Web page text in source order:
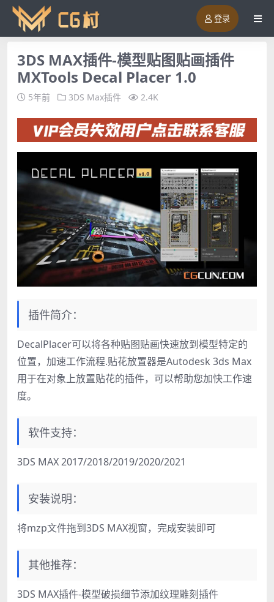
登录
3DS MAX插件-模型贴图贴画插件
MXTools Decal Placer 1.0
5年前 3DS Max插件 2.4K
插件简介：
DecalPlacer可以将各种贴图贴画快速放到模型特定的
位置，加速工作流程.贴花放置器是Autodesk 3ds Max
用于在对象上放置贴花的插件，可以帮助您加快工作速
度。
软件支持：
3DS MAX 2017/2018/2019/2020/2021
安装说明：
将mzp文件拖到3DS MAX视窗，完成安装即可
其他推荐：
3DS MAX插件-模型破损细节添加纹理雕刻插件